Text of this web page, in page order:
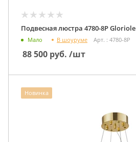
Подвесная люстра 4780-8P Gloriole
Мало В шоуруме Арт. : 4780-8P
88 500 руб. /шт
Новинка